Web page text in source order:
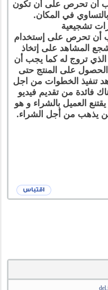
أن تحرص على أن تكون
في المكان.
أن تحرص على إستخدام
المشاهد على إتخاذ
الذي تروج له كما يجب أن
على المنتج حتى
تنفيذ الخطوات من اجل
فائدة من تقديم فيديو
العميل بالشراء و هو
يذهب من أجل الشراء.